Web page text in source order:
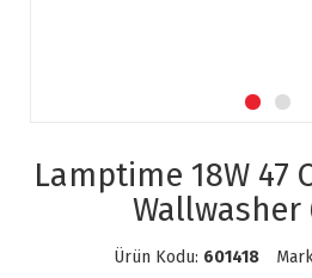
Lamptime 18W 47
Wallwasher
Ürün Kodu: 601418